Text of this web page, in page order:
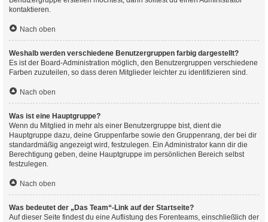
kontaktieren.
Nach oben
Weshalb werden verschiedene Benutzergruppen farbig dargestellt?
Es ist der Board-Administration möglich, den Benutzergruppen verschiedene
Farben zuzuteilen, so dass deren Mitglieder leichter zu identifizieren sind.
Nach oben
Was ist eine Hauptgruppe?
Wenn du Mitglied in mehr als einer Benutzergruppe bist, dient die
Hauptgruppe dazu, deine Gruppenfarbe sowie den Gruppenrang, der bei dir
standardmäßig angezeigt wird, festzulegen. Ein Administrator kann dir die
Berechtigung geben, deine Hauptgruppe im persönlichen Bereich selbst
festzulegen.
Nach oben
Was bedeutet der „Das Team“-Link auf der Startseite?
Auf dieser Seite findest du eine Auflistung des Forenteams, einschließlich der